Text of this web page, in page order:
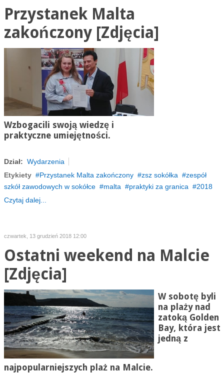
Przystanek Malta
zakończony [Zdjęcia]
Wzbogacili swoją wiedzę i
praktyczne umiejętności.
Dział: Wydarzenia
Etykiety
Przystanek Malta zakończony zsz sokółka
zespół
szkół zawodowych w sokółce
malta praktyki za granica
2018
Czytaj dalej...
czwartek, 13 grudzień 2018 12:00
Ostatni weekend na Malcie
[Zdjęcia]
W sobotę byli
na plaży nad
zatoką Golden
Bay, która jest
jedną z
najpopularniejszych plaż na Malcie.